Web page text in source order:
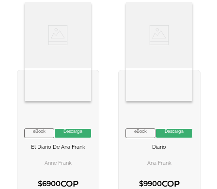
VER INFORMACION
eBook Descarga
El Diario De Ana Frank
Anne Frank
$6900COP
VER INFORMACION
eBook Descarga
Diario
Ana Frank
$9900COP